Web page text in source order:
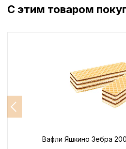
С этим товаром
Вафли Яшкино Зебра